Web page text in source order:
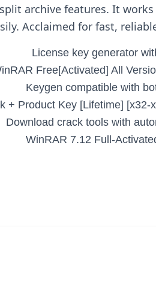
archive features. It
Acclaimed for fast,
License key generator
Free[Activated] All
Keygen compatible with
+ Product Key [Lifetime] [x32-
Download crack tools with
WinRAR 7.12 Full-